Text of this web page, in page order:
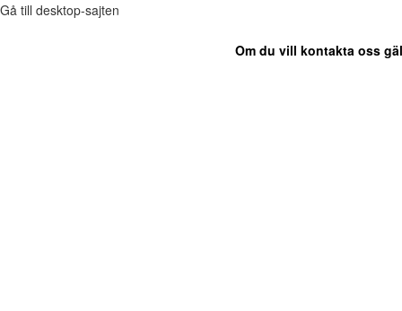
Gå till desktop-sajten
Om du vill kontakta oss